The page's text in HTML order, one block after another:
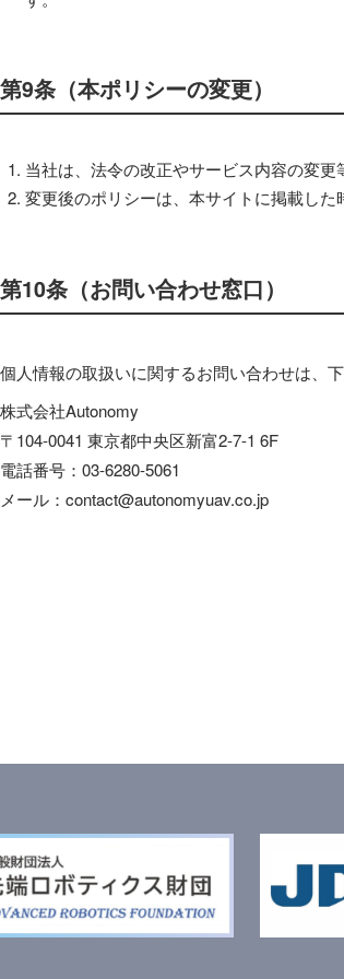
第9条（本ポリシーの変更）
当社は、法令の改正やサービス内容の変
変更後のポリシーは、本サイトに掲載した
第10条（お問い合わせ窓口）
個人情報の取扱いに関するお問い合わせは、
株式会社Autonomy
〒104-0041 東京都中央区新富2-7-1 6F
電話番号：03-6280-5061
メール：contact@autonomyuav.co.jp